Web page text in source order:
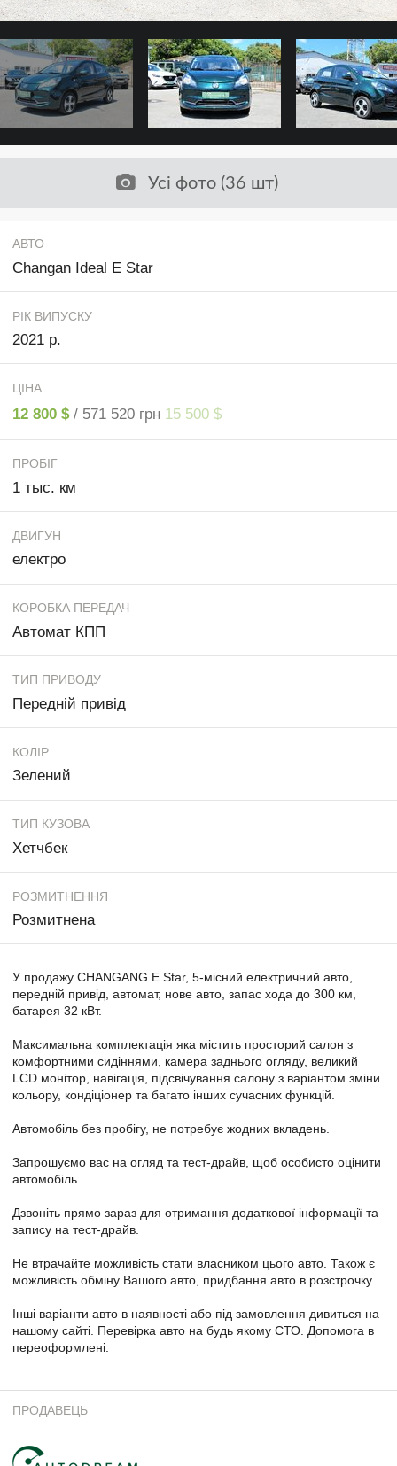
Усі фото (36 шт)
АВТО
Changan Ideal E Star
РІК ВИПУСКУ
2021 р.
ЦІНА
12 800 $ / 571 520 грн 15 500 $
ПРОБІГ
1 тыс. км
ДВИГУН
електро
КОРОБКА ПЕРЕДАЧ
Автомат КПП
ТИП ПРИВОДУ
Передній привід
КОЛІР
Зелений
ТИП КУЗОВА
Хетчбек
РОЗМИТНЕННЯ
Розмитнена
У продажу CHANGANG E Star, 5-місний електричний авто,
переднiй привід, автомат, нове авто, запас хода до 300 км,
батарея 32 кВт.
Максимальна комплектація яка мiстить просторий салон з
комфортними сидіннями, камера заднього огляду, великий
LCD монiтор, навiгацiя, підсвічування салону з варіантом зміни
кольору, кондiцiонер та багато інших сучасних функцій.
Автомобіль без пробігу, не потребує жодних вкладень.
Запрошуємо вас на огляд та тест-драйв, щоб особисто оцінити
автомобіль.
Дзвоніть прямо зараз для отримання додаткової інформації та
запису на тест-драйв.
Не втрачайте можливість стати власником цього авто. Також є
можливість обміну Вашого авто, придбання авто в розстрочку.
Інші варіанти авто в наявності або під замовлення дивиться на
нашому сайті. Перевірка авто на будь якому СТО. Допомога в
переоформлені.
ПРОДАВЕЦЬ